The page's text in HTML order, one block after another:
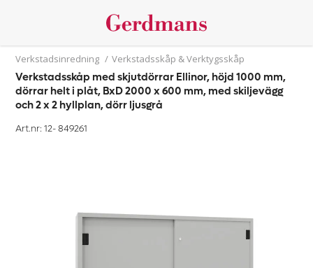
Verkstadsinredning / Verkstadsskåp & Verktygsskåp
Verkstadsskåp med skjutdörrar Ellinor, höjd 1000 mm,
dörrar helt i plåt, BxD 2000 x 600 mm, med skiljevägg
och 2 x 2 hyllplan, dörr ljusgrå
Art.nr: 12-849261